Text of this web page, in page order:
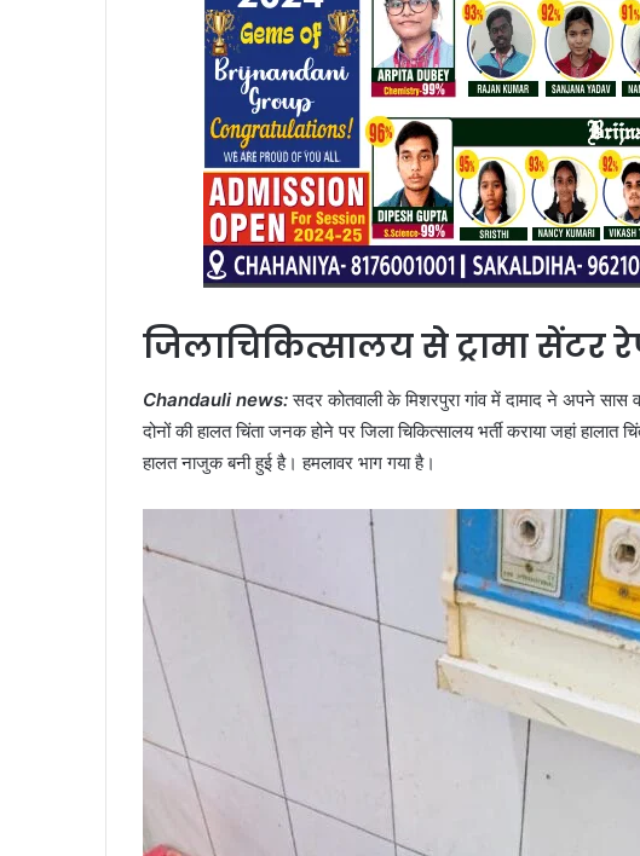
जिलाचिकित्सालय से ट्रामा सेंटर
Chandauli news:सदर कोतवाली के मिशरपुरा गांव में दामाद ने अपने
दोनों की हालत चिंता जनक होने पर जिला चिकित्सालय भर्ती कराया जहां
हालत नाजुक बनी हुई है। हमलावर भाग गया है।